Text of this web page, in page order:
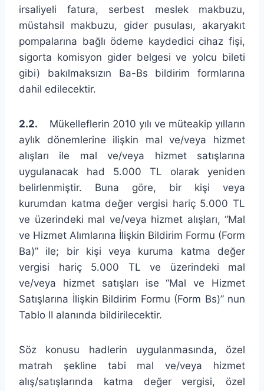
irsaliyeli fatura, serbest meslek makbuzu,
müstahsil makbuzu, gider pusulası, akaryakıt
pompalarına bağlı ödeme kaydedici cihaz fişi,
sigorta komisyon gider belgesi ve yolcu bileti
gibi) bakılmaksızın Ba-Bs bildirim formlarına
dahil edilecektir.
2.2. Mükelleflerin 2010 yılı ve müteakip yılların
aylık dönemlerine ilişkin mal ve/veya hizmet
alışları ile mal ve/veya hizmet satışlarına
uygulanacak had 5.000 TL olarak yeniden
belirlenmiştir. Buna göre, bir kişi veya
kurumdan katma değer vergisi hariç 5.000 TL
ve üzerindeki mal ve/veya hizmet alışları, “Mal
ve Hizmet Alımlarına İlişkin Bildirim Formu (Form
Ba)” ile; bir kişi veya kuruma katma değer
vergisi hariç 5.000 TL ve üzerindeki mal
ve/veya hizmet satışları ise “Mal ve Hizmet
Satışlarına İlişkin Bildirim Formu (Form Bs)” nun
Tablo II alanında bildirilecektir.
Söz konusu hadlerin uygulanmasında, özel
matrah şekline tabi mal ve/veya hizmet
alış/satışlarında katma değer vergisi, özel